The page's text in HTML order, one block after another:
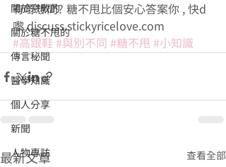
關於宗教的
關於糖不甩的
傳言秘聞
醫學知識
個人分享
新聞
人物專訪
有嘢想問? 糖不甩比個安心答案你 , 快d
嚟 discuss.stickyricelove.com
#高跟鞋 #與別不同 #糖不甩 #小知識
最新文章 查看全部